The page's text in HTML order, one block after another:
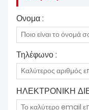
Ονομα :
Τηλέφωνο :
ΗΛΕΚΤΡΟΝΙΚΗ